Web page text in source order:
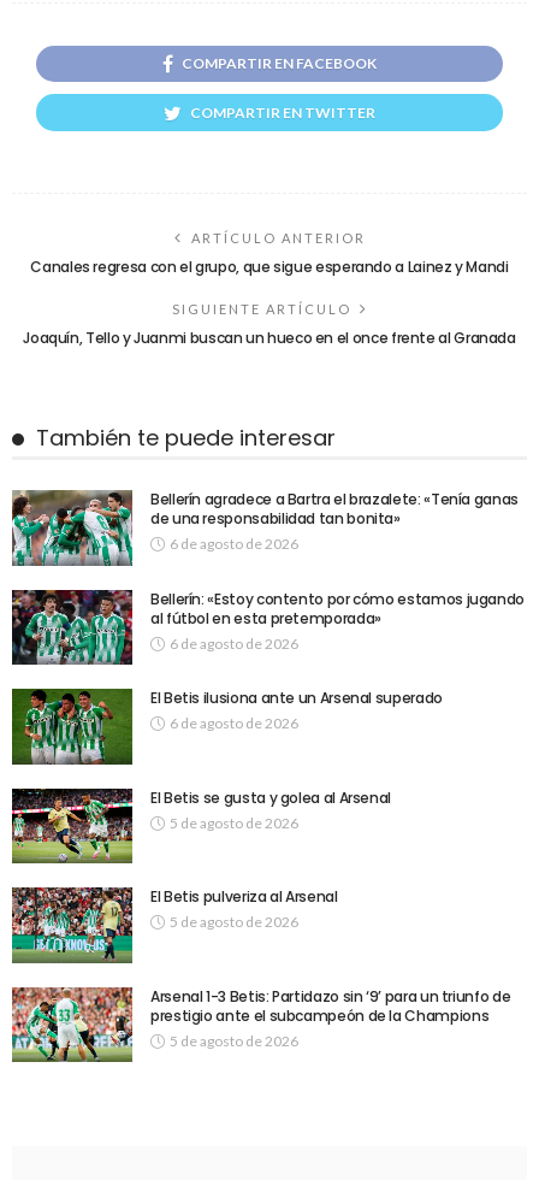
COMPARTIR EN FACEBOOK
COMPARTIR EN TWITTER
ARTÍCULO ANTERIOR
Canales regresa con el grupo, que sigue esperando a Lainez y Mandi
SIGUIENTE ARTÍCULO
Joaquín, Tello y Juanmi buscan un hueco en el once frente al Granada
También te puede interesar
Bellerín agradece a Bartra el brazalete: «Tenía ganas
de una responsabilidad tan bonita»
6 de agosto de 2026
Bellerín: «Estoy contento por cómo estamos jugando
al fútbol en esta pretemporada»
6 de agosto de 2026
El Betis ilusiona ante un Arsenal superado
6 de agosto de 2026
El Betis se gusta y golea al Arsenal
5 de agosto de 2026
El Betis pulveriza al Arsenal
5 de agosto de 2026
Arsenal 1-3 Betis: Partidazo sin ‘9’ para un triunfo de
prestigio ante el subcampeón de la Champions
5 de agosto de 2026